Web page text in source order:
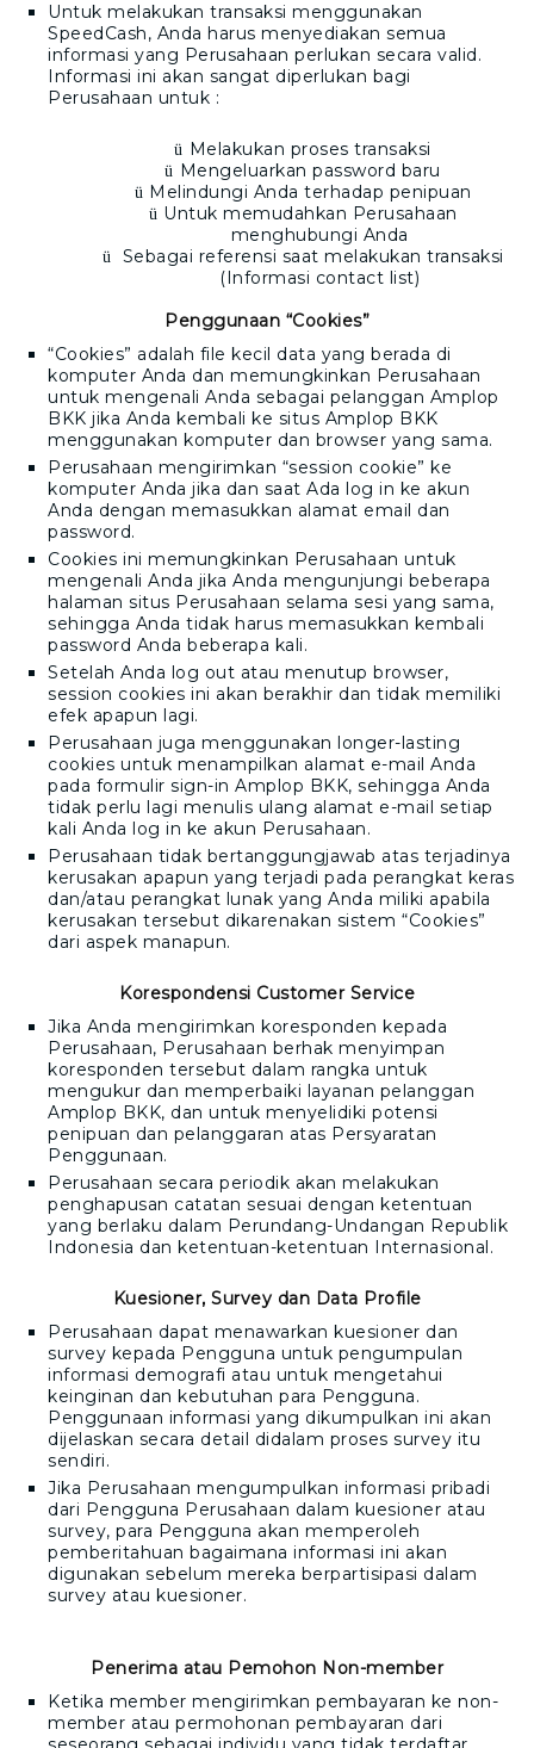
Untuk melakukan transaksi menggunakan
SpeedCash, Anda harus menyediakan semua
informasi yang Perusahaan perlukan secara valid.
Informasi ini akan sangat diperlukan bagi
Perusahaan untuk :
ü Melakukan proses transaksi
ü Mengeluarkan password baru
ü Melindungi Anda terhadap penipuan
ü Untuk memudahkan Perusahaan
menghubungi Anda
ü
Sebagai referensi saat melakukan transaksi
(Informasi contact list)
Penggunaan “Cookies”
“Cookies” adalah file kecil data yang berada di
komputer Anda dan memungkinkan Perusahaan
untuk mengenali Anda sebagai pelanggan Amplop
BKK jika Anda kembali ke situs Amplop BKK
menggunakan komputer dan browser yang sama.
Perusahaan mengirimkan “session cookie” ke
komputer Anda jika dan saat Ada log in ke akun
Anda dengan memasukkan alamat email dan
password.
Cookies ini memungkinkan Perusahaan untuk
mengenali Anda jika Anda mengunjungi beberapa
halaman situs Perusahaan selama sesi yang sama,
sehingga Anda tidak harus memasukkan kembali
password Anda beberapa kali.
Setelah Anda log out atau menutup browser,
session cookies ini akan berakhir dan tidak memiliki
efek apapun lagi.
Perusahaan juga menggunakan longer-lasting
cookies untuk menampilkan alamat e-mail Anda
pada formulir sign-in Amplop BKK, sehingga Anda
tidak perlu lagi menulis ulang alamat e-mail setiap
kali Anda log in ke akun Perusahaan.
Perusahaan tidak bertanggungjawab atas terjadinya
kerusakan apapun yang terjadi pada perangkat keras
dan/atau perangkat lunak yang Anda miliki apabila
kerusakan tersebut dikarenakan sistem “Cookies”
dari aspek manapun.
Korespondensi Customer Service
Jika Anda mengirimkan koresponden kepada
Perusahaan, Perusahaan berhak menyimpan
koresponden tersebut dalam rangka untuk
mengukur dan memperbaiki layanan pelanggan
Amplop BKK, dan untuk menyelidiki potensi
penipuan dan pelanggaran atas Persyaratan
Penggunaan.
Perusahaan secara periodik akan melakukan
penghapusan catatan sesuai dengan ketentuan
yang berlaku dalam Perundang-Undangan Republik
Indonesia dan ketentuan-ketentuan Internasional.
Kuesioner, Survey dan Data Profile
Perusahaan dapat menawarkan kuesioner dan
survey kepada Pengguna untuk pengumpulan
informasi demografi atau untuk mengetahui
keinginan dan kebutuhan para Pengguna.
Penggunaan informasi yang dikumpulkan ini akan
dijelaskan secara detail didalam proses survey itu
sendiri.
Jika Perusahaan mengumpulkan informasi pribadi
dari Pengguna Perusahaan dalam kuesioner atau
survey, para Pengguna akan memperoleh
pemberitahuan bagaimana informasi ini akan
digunakan sebelum mereka berpartisipasi dalam
survey atau kuesioner.
Penerima atau Pemohon Non-member
Ketika member mengirimkan pembayaran ke non-
member atau permohonan pembayaran dari